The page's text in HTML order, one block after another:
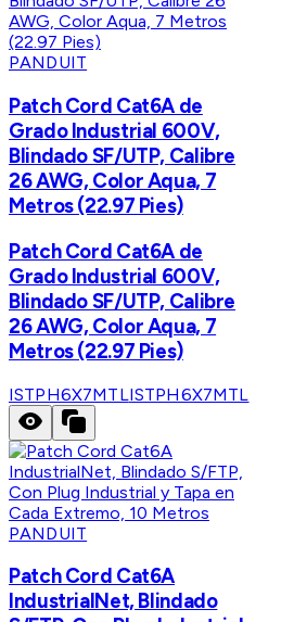
PANDUIT
Patch Cord Cat6A de
Grado Industrial 600V,
Blindado SF/UTP, Calibre
26 AWG, Color Aqua, 7
Metros (22.97 Pies)
Patch Cord Cat6A de
Grado Industrial 600V,
Blindado SF/UTP, Calibre
26 AWG, Color Aqua, 7
Metros (22.97 Pies)
ISTPH6X7MTLISTPH6X7MTL
PANDUIT
Patch Cord Cat6A
IndustrialNet, Blindado